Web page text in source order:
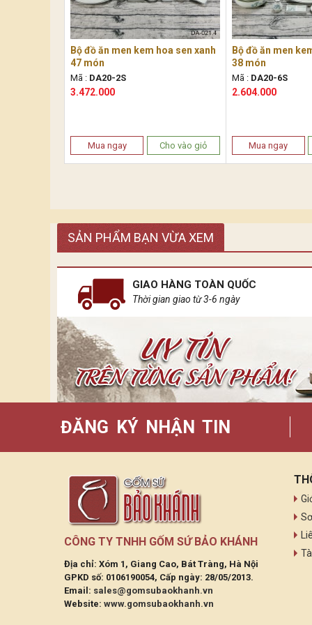
Bộ đồ ăn men kem hoa sen xanh
47 món
Mã : DA20-2S
3.472.000
Mua ngay Cho vào giỏ
Bộ đồ ăn men
38 món
Mã : DA20-6S
2.604.000
Mua ngay
SẢN PHẨM BẠN VỪA XEM
GIAO HÀNG TOÀN QUỐC
Thời gian giao từ 3-6 ngày
ĐĂNG KÝ NHẬN TIN
CÔNG TY TNHH GỐM SỨ BẢO KHÁNH
Địa chỉ: Xóm 1, Giang Cao, Bát Tràng, Hà Nội
GPKD số: 0106190054, Cấp ngày: 28/05/2013.
Email: sales@gomsubaokhanh.vn
Website: www.gomsubaokhanh.vn